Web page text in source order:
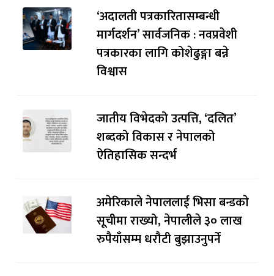
‘अदालती पत्रकारितासम्बन्धी
मार्गदर्शन’ सार्वजनिक : नवप्रवेशी
पत्रकारका लागि कोशेढुङ्गा बन्ने
विश्वास
जातीय विभेदको उत्पत्ति, ‘दलित’
शब्दको विकास र नेपालको
ऐतिहासिक सन्दर्भ
अमेरिकाले नेपाललाई भिसा बन्डकाे
सूचीमा राख्यो, नेपालीले ३० लाख
रुपैयाँसम्म धरौटी बुझाउनुपर्ने